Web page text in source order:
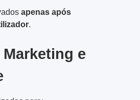
apenas após
.
e